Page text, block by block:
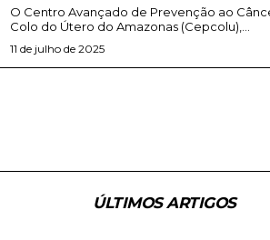
O Centro Avançado de Prevenção ao
Colo do Útero do Amazonas (Cepcolu),...
11 de julho de 2025
ÚLTIMOS ARTIGOS